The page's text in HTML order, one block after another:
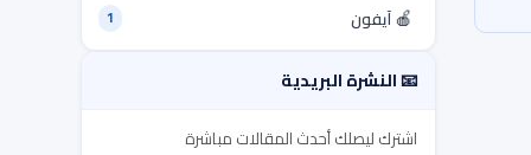
🍎آيفون 1
📧 النشرة البريدية
اشترك ليصلك أحدث المقالات مباشرة